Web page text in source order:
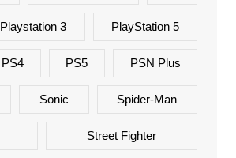
Playstation 3 PlayStation 5
PS4 PS5 PSN Plus
Sonic Spider-Man
Street Fighter